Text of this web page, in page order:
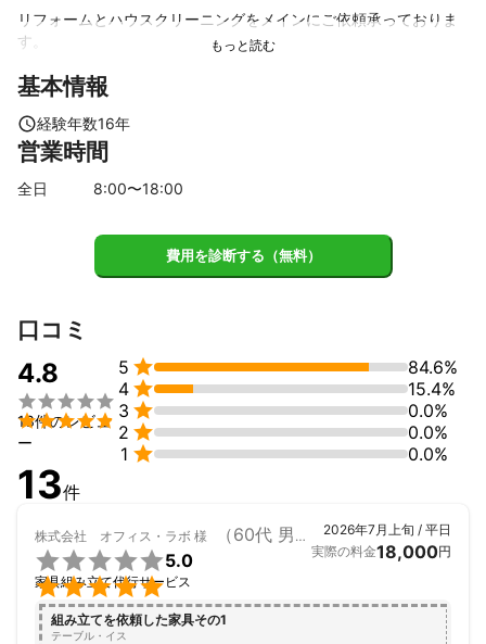
リフォームとハウスクリーニングをメインにご依頼承っておりま
す。
各分野を専門的に手掛けておりますので安心してお任せいただけ
クリーニングはプロである当社のノウハウで新品時を取り戻すよ
に合った居心地いい空間をトータルでご提案いたします。
ぜひ何なりとご相談ください。
基本情報
経験年数16年
営業時間
全日 8:00〜18:00
費用を診断する（無料）
口コミ
4.8


13件のレビュ
ー
5 
84.6%
4 
15.4%
3 
0.0%
2 
0.0%
1  0.0%
13件
株式会社 オフィス・ラボ 様 （60代 男性）


5.0
家具組み立て代行サービス
2026年7月上旬 / 平日
実際の料金18,000円
組み立てを依頼した家具その1
テーブル・イス